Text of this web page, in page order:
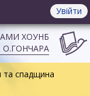
Увійти
ХОУНБ
О.ГОНЧАРА
та спадщина